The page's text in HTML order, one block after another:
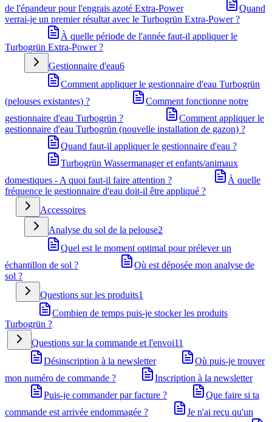
de l'épandeur pour l'engrais azoté Extra-Power
Quand
verrai-je un premier résultat avec le Turbogrün Extra-Power ?
À quelle période de l'année faut-il appliquer le
Turbogrün Extra-Power ?
Gestionnaire d'eau6
Comment appliquer le gestionnaire d'eau Turbogrün
(pelouses existantes) ?
Comment fonctionne notre
gestionnaire d'eau Turbogrün ?
Comment appliquer le
gestionnaire d'eau Turbogrün (nouvelle installation de gazon) ?
Quand faut-il appliquer le gestionnaire d'eau ?
Turbogrün Wassermanager et enfants/animaux
domestiques - A quoi faut-il faire attention ?
À quelle
fréquence le gestionnaire d'eau doit-il être appliqué ?
Accessoires
Analyse du sol de la pelouse2
Quel est le moment optimal pour prélever un
échantillon de sol ?
Où est déposée mon analyse de
sol ?
Questions sur les produits1
Combien de temps puis-je stocker les produits
Turbogrün ?
Questions sur la commande et l'envoi11
Désinscription à la newsletter
Où puis-je trouver
mon numéro de commande ?
Inscription à la newsletter
Puis-je commander par facture ?
Que faire si ta
commande est arrivée endommagée ?
Je n'ai reçu qu'un